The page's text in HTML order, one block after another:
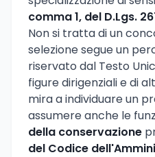
comma 1, del D.Lgs.
Non si tratta di un
selezione segue un
riservato dal Testo
figure dirigenziali e di
mira a individuare un
assumere anche le
della conservazione
del Codice